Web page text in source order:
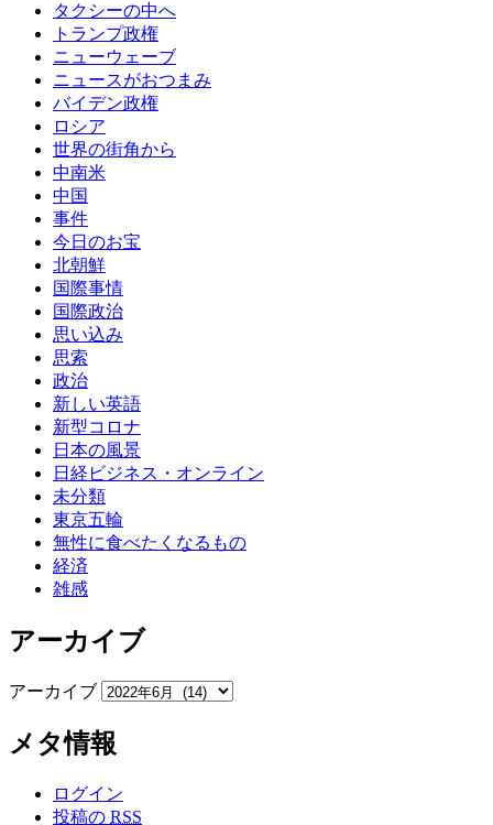
タクシーの中へ
トランプ政権
ニューウェーブ
ニュースがおつまみ
バイデン政権
ロシア
世界の街角から
中南米
中国
事件
今日のお宝
北朝鮮
国際事情
国際政治
思い込み
思索
政治
新しい英語
新型コロナ
日本の風景
日経ビジネス・オンライン
未分類
東京五輪
無性に食べたくなるもの
経済
雑感
アーカイブ
アーカイブ
メタ情報
ログイン
投稿の RSS